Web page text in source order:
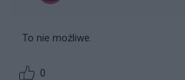
To nie możliwe.
0